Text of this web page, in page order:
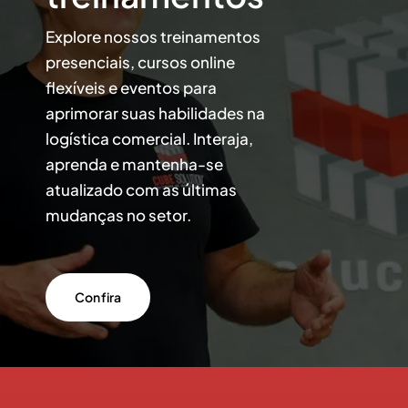
Explore nossos treinamentos
presenciais, cursos online
flexíveis e eventos para
aprimorar suas habilidades na
logística comercial. Interaja,
aprenda e mantenha-se
atualizado com as últimas
mudanças no setor.
Confira